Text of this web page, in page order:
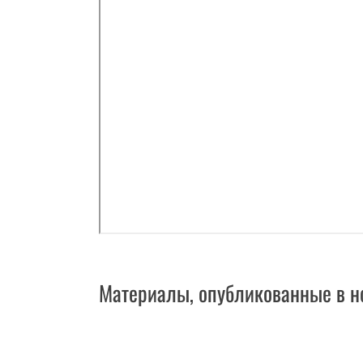
Материалы, опубликованные в